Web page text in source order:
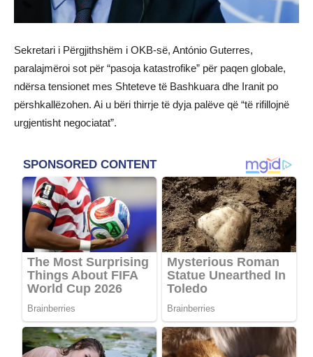
Sekretari i Përgjithshëm i OKB-së, António Guterres,
paralajmëroi sot për “pasoja katastrofike” për paqen globale,
ndërsa tensionet mes Shteteve të Bashkuara dhe Iranit po
përshkallëzohen. Ai u bëri thirrje të dyja palëve që “të rifillojnë
urgjentisht negociatat”.